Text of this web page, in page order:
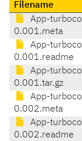
Filename
App-
0.001.meta
App-
0.001.readme
App-
0.001.tar.gz
App-
0.002.meta
App-
0.002.readme